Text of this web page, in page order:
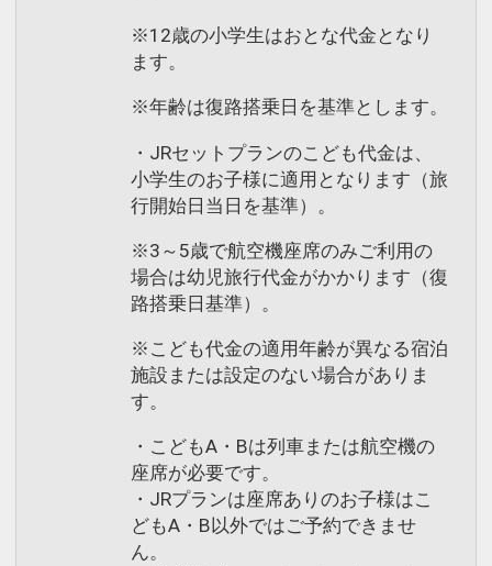
※12歳の小学生はおとな代金となり
ます。
※年齢は復路搭乗日を基準とします。
・JRセットプランのこども代金は、
小学生のお子様に適用となります（旅
行開始日当日を基準）。
※3～5歳で航空機座席のみご利用の
場合は幼児旅行代金がかかります（復
路搭乗日基準）。
※こども代金の適用年齢が異なる宿泊
施設または設定のない場合がありま
す。
・こどもA・Bは列車または航空機の
座席が必要です。
・JRプランは座席ありのお子様はこ
どもA・B以外ではご予約できませ
ん。